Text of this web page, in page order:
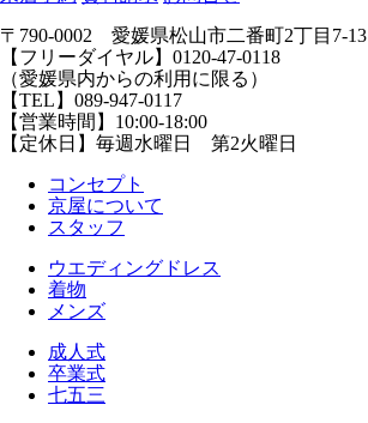
〒790-0002 愛媛県松山市二番町2丁目7-13
【フリーダイヤル】0120-47-0118
（愛媛県内からの利用に限る）
【TEL】089-947-0117
【営業時間】10:00-18:00
【定休日】毎週水曜日 第2火曜日
コンセプト
京屋について
スタッフ
ウエディングドレス
着物
メンズ
成人式
卒業式
七五三